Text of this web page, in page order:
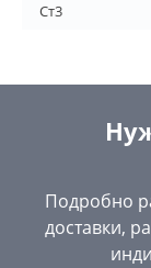
Ст3
Подробно
доставки,